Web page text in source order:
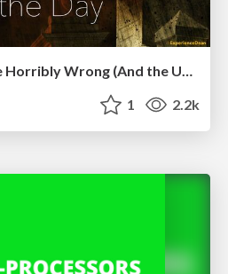
Digital Projects Gone Horribly Wrong (And the UX Pros Who Still Save the Day) - Dean Schuster
1 2.2k